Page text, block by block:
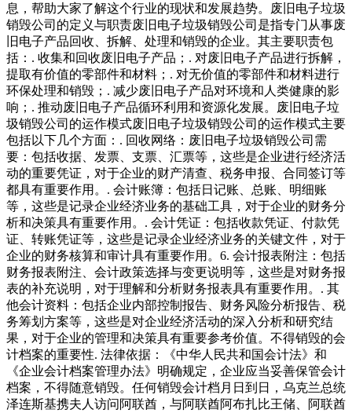
息，帮助大家了解这个行业的现状和发展趋势。废旧电子垃圾
销毁公司的定义与职责废旧电子垃圾销毁公司是指专门从事废
旧电子产品回收、拆解、处理和销毁的企业。其主要职责包
括：. 收集和回收废旧电子产品；. 对废旧电子产品进行拆解，
提取有价值的零部件和材料；. 对无价值的零部件和材料进行
环保处理和销毁；. 减少废旧电子产品对环境和人类健康的影
响；. 推动废旧电子产品循环利用和资源化发展。废旧电子垃
圾销毁公司的运作模式废旧电子垃圾销毁公司的运作模式主要
包括以下几个方面：. 回收网络：废旧电子垃圾销毁公司需
要：包括收据、发票、支票、汇票等，这些是企业进行经济活
动的重要凭证，对于企业的财产清查、税务申报、合同签订等
都具有重要作用。. 会计账簿：包括日记账、总账、明细账
等，这些是记录企业经济业务的基础工具，对于企业的财务分
析和决策具有重要作用。. 会计凭证：包括收款凭证、付款凭
证、转账凭证等，这些是记录企业经济业务的关键文件，对于
企业的财务核算和审计具有重要作用。6. 会计报表附注：包括
财务报表附注、会计政策选择与变更说明等，这些是对财务报
表的补充说明，对于理解和分析财务报表具有重要作用。. 其
他会计资料：包括企业内部控制报告、财务风险分析报告、税
务筹划方案等，这些是对企业经济活动的深入分析和研究结
果，对于企业的管理和决策具有重要参考价值。不得销毁的会
计档案的重要性. 法律依据：《中华人民共和国会计法》和
《企业会计档案管理办法》明确规定，企业应当妥善保管会计
档案，不得随意销毁。任何销毁会计档月日到日，乌克兰总统
泽连斯基携夫人访问阿联酋，与阿联酋阿布扎比王储、阿联酋